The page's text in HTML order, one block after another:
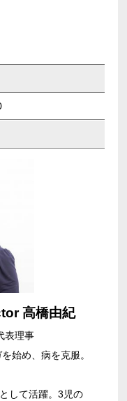
高橋由紀
表理事
始め、病を克服。
して活躍。3児の